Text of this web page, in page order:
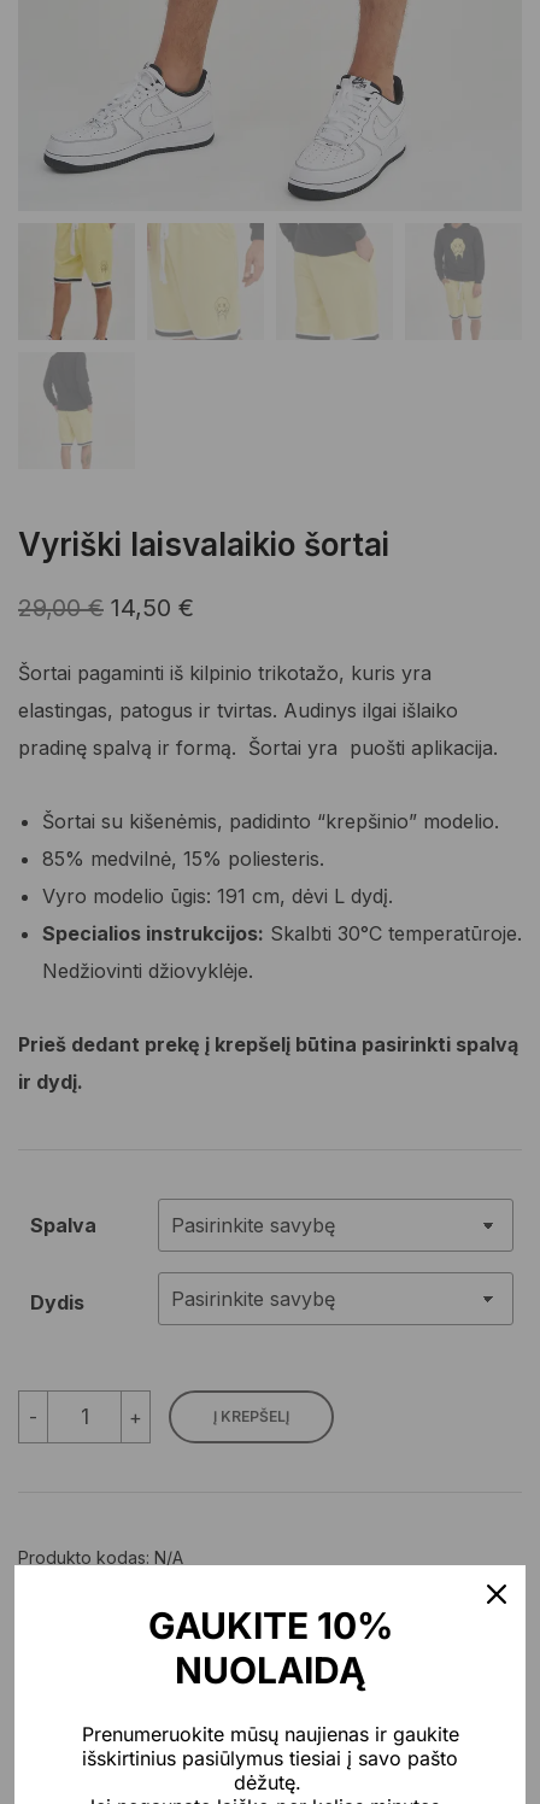
Vyriški laisvalaikio šortai
29,00€ Original
was:
29,00 €.
14,50 €
is:
14,50 €.
Šortai pagaminti iš kilpinio trikotažo, kuris yra
elastingas, patogus ir tvirtas. Audinys ilgai išlaiko
pradinę spalvą ir formą. Šortai yra puošti aplikacija.
Šortai su kišenėmis, padidinto “krepšinio” modelio.
85% medvilnė, 15% poliesteris.
Vyro modelio ūgis: 191 cm, dėvi L dydį.
Specialios instrukcijos: Skalbti 30°C temperatūroje.
Nedžiovinti džiovyklėje.
Prieš dedant prekę į krepšelį būtina pasirinkti spalvą
ir dydį.
Spalva
Dydis
-
kiekis:
Vyriški
+ Į KREPŠELĮ
Produkto kodas: N/A
PAPILDOMA INFORMACIJA
ATSILIEPIMAI (0)
GAUKITE 10%
NUOLAIDĄ
Prenumeruokite mūsų naujienas ir gaukite
išskirtinius pasiūlymus tiesiai į savo pašto
dėžutę.